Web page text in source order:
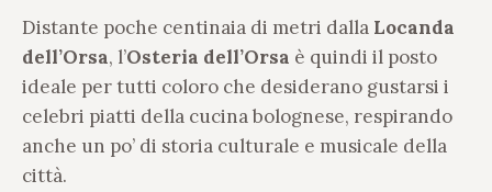
Distante poche centinaia di metri dalla Locanda
dell’Orsa, l’Osteria dell’Orsa è quindi il posto
ideale per tutti coloro che desiderano gustarsi i
celebri piatti della cucina bolognese, respirando
anche un po’ di storia culturale e musicale della
città.